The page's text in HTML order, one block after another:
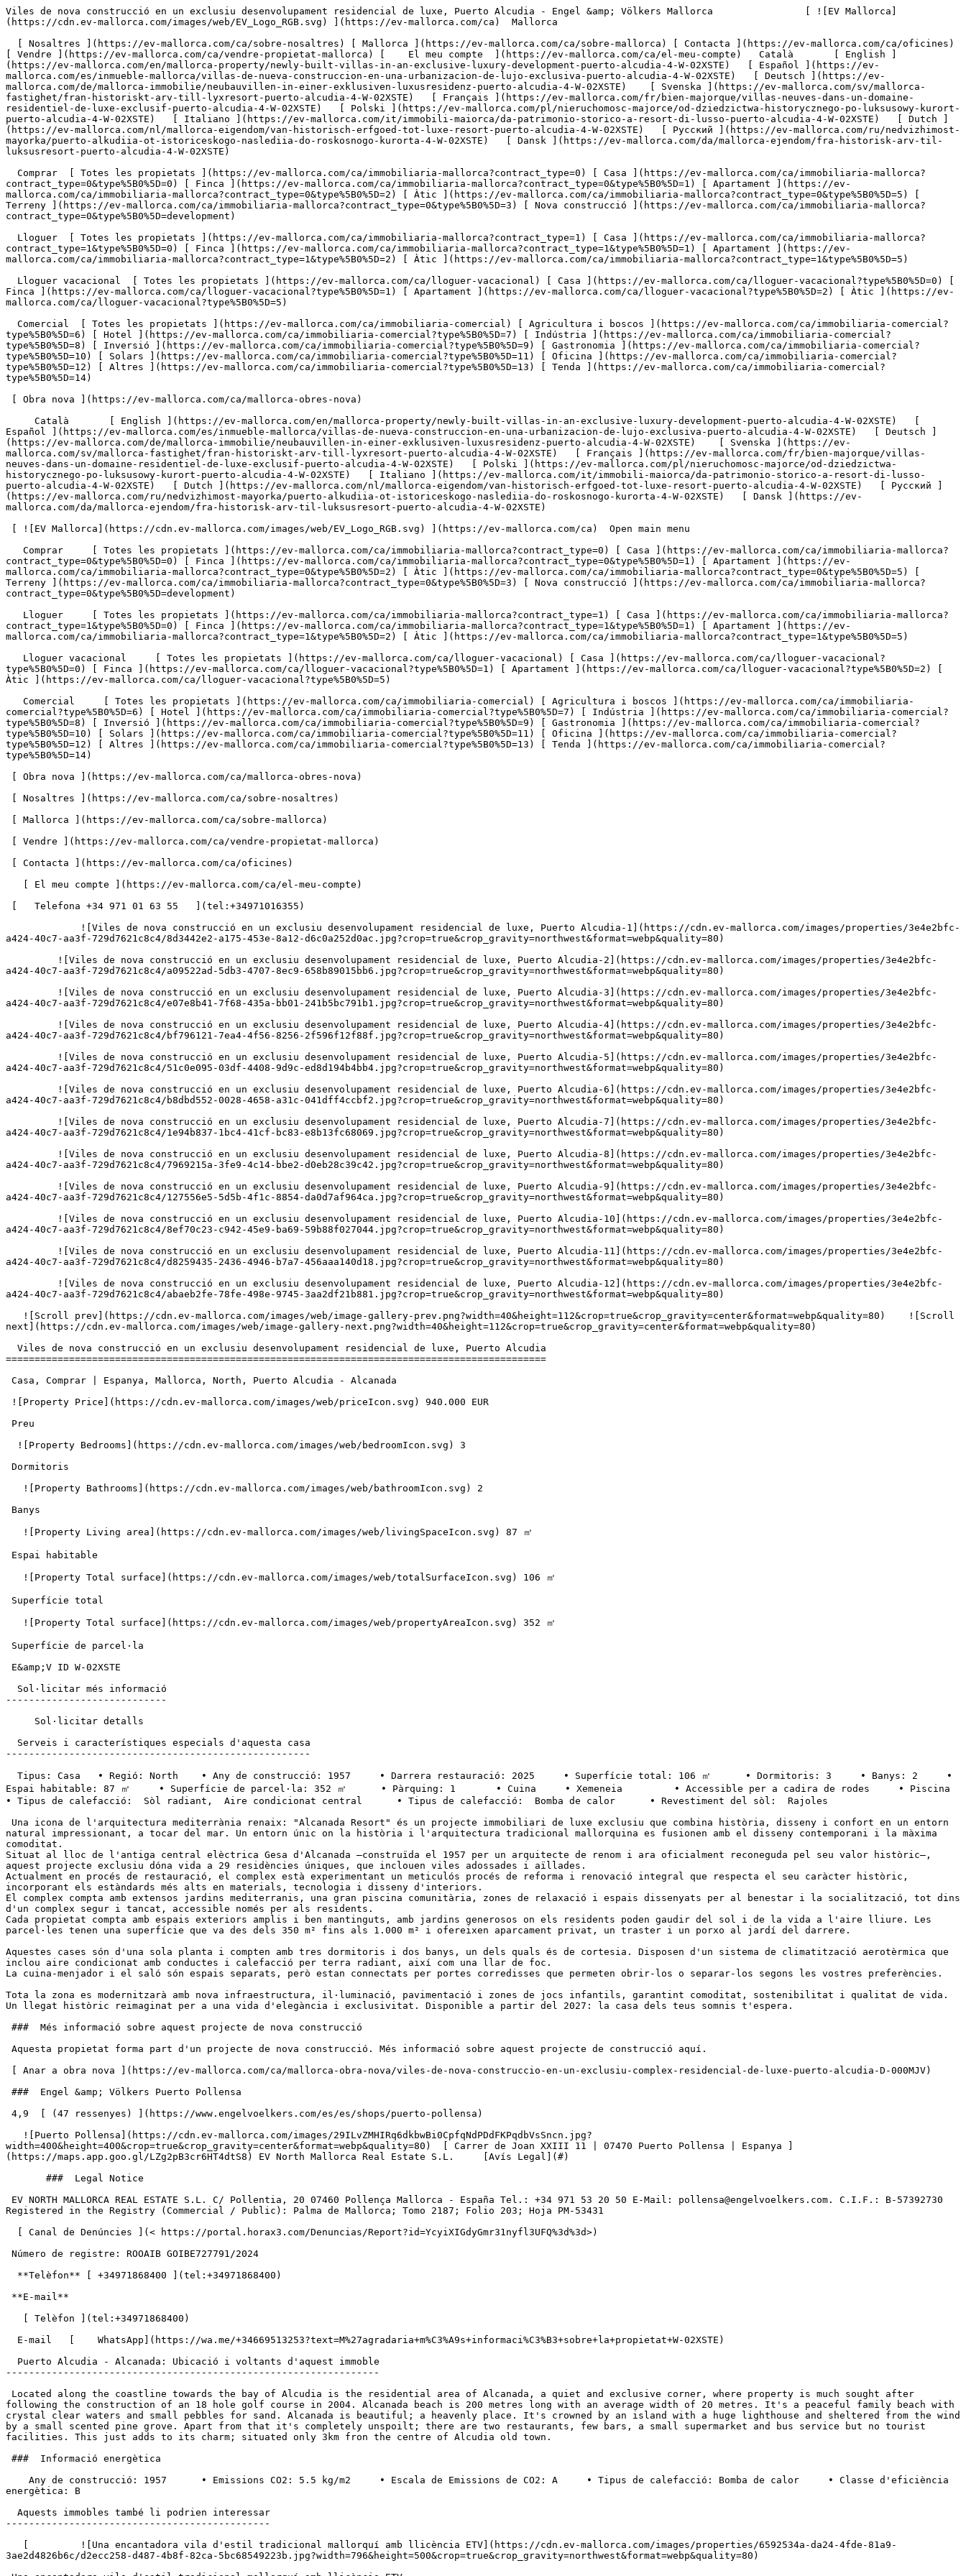
Viles de nova construcció en un exclusiu desenvolupament residencial de luxe, Puerto Alcudia - Engel &amp; Völkers Mallorca                [ ![EV Mallorca](https://cdn.ev-mallorca.com/images/web/EV_Logo_RGB.svg) ](https://ev-mallorca.com/ca)  Mallorca  

  [ Nosaltres ](https://ev-mallorca.com/ca/sobre-nosaltres) [ Mallorca ](https://ev-mallorca.com/ca/sobre-mallorca) [ Contacta ](https://ev-mallorca.com/ca/oficines) [ Vendre ](https://ev-mallorca.com/ca/vendre-propietat-mallorca) [    El meu compte  ](https://ev-mallorca.com/ca/el-meu-compte)   Català       [ English ](https://ev-mallorca.com/en/mallorca-property/newly-built-villas-in-an-exclusive-luxury-development-puerto-alcudia-4-W-02XSTE)   [ Español ](https://ev-mallorca.com/es/inmueble-mallorca/villas-de-nueva-construccion-en-una-urbanizacion-de-lujo-exclusiva-puerto-alcudia-4-W-02XSTE)   [ Deutsch ](https://ev-mallorca.com/de/mallorca-immobilie/neubauvillen-in-einer-exklusiven-luxusresidenz-puerto-alcudia-4-W-02XSTE)    [ Svenska ](https://ev-mallorca.com/sv/mallorca-fastighet/fran-historiskt-arv-till-lyxresort-puerto-alcudia-4-W-02XSTE)   [ Français ](https://ev-mallorca.com/fr/bien-majorque/villas-neuves-dans-un-domaine-residentiel-de-luxe-exclusif-puerto-alcudia-4-W-02XSTE)   [ Polski ](https://ev-mallorca.com/pl/nieruchomosc-majorce/od-dziedzictwa-historycznego-po-luksusowy-kurort-puerto-alcudia-4-W-02XSTE)   [ Italiano ](https://ev-mallorca.com/it/immobili-maiorca/da-patrimonio-storico-a-resort-di-lusso-puerto-alcudia-4-W-02XSTE)   [ Dutch ](https://ev-mallorca.com/nl/mallorca-eigendom/van-historisch-erfgoed-tot-luxe-resort-puerto-alcudia-4-W-02XSTE)   [ Русский ](https://ev-mallorca.com/ru/nedvizhimost-mayorka/puerto-alkudiia-ot-istoriceskogo-naslediia-do-roskosnogo-kurorta-4-W-02XSTE)   [ Dansk ](https://ev-mallorca.com/da/mallorca-ejendom/fra-historisk-arv-til-luksusresort-puerto-alcudia-4-W-02XSTE)   

  Comprar  [ Totes les propietats ](https://ev-mallorca.com/ca/immobiliaria-mallorca?contract_type=0) [ Casa ](https://ev-mallorca.com/ca/immobiliaria-mallorca?contract_type=0&type%5B0%5D=0) [ Finca ](https://ev-mallorca.com/ca/immobiliaria-mallorca?contract_type=0&type%5B0%5D=1) [ Apartament ](https://ev-mallorca.com/ca/immobiliaria-mallorca?contract_type=0&type%5B0%5D=2) [ Àtic ](https://ev-mallorca.com/ca/immobiliaria-mallorca?contract_type=0&type%5B0%5D=5) [ Terreny ](https://ev-mallorca.com/ca/immobiliaria-mallorca?contract_type=0&type%5B0%5D=3) [ Nova construcció ](https://ev-mallorca.com/ca/immobiliaria-mallorca?contract_type=0&type%5B0%5D=development) 

  Lloguer  [ Totes les propietats ](https://ev-mallorca.com/ca/immobiliaria-mallorca?contract_type=1) [ Casa ](https://ev-mallorca.com/ca/immobiliaria-mallorca?contract_type=1&type%5B0%5D=0) [ Finca ](https://ev-mallorca.com/ca/immobiliaria-mallorca?contract_type=1&type%5B0%5D=1) [ Apartament ](https://ev-mallorca.com/ca/immobiliaria-mallorca?contract_type=1&type%5B0%5D=2) [ Àtic ](https://ev-mallorca.com/ca/immobiliaria-mallorca?contract_type=1&type%5B0%5D=5) 

  Lloguer vacacional  [ Totes les propietats ](https://ev-mallorca.com/ca/lloguer-vacacional) [ Casa ](https://ev-mallorca.com/ca/lloguer-vacacional?type%5B0%5D=0) [ Finca ](https://ev-mallorca.com/ca/lloguer-vacacional?type%5B0%5D=1) [ Apartament ](https://ev-mallorca.com/ca/lloguer-vacacional?type%5B0%5D=2) [ Àtic ](https://ev-mallorca.com/ca/lloguer-vacacional?type%5B0%5D=5) 

  Comercial  [ Totes les propietats ](https://ev-mallorca.com/ca/immobiliaria-comercial) [ Agricultura i boscos ](https://ev-mallorca.com/ca/immobiliaria-comercial?type%5B0%5D=6) [ Hotel ](https://ev-mallorca.com/ca/immobiliaria-comercial?type%5B0%5D=7) [ Indústria ](https://ev-mallorca.com/ca/immobiliaria-comercial?type%5B0%5D=8) [ Inversió ](https://ev-mallorca.com/ca/immobiliaria-comercial?type%5B0%5D=9) [ Gastronomia ](https://ev-mallorca.com/ca/immobiliaria-comercial?type%5B0%5D=10) [ Solars ](https://ev-mallorca.com/ca/immobiliaria-comercial?type%5B0%5D=11) [ Oficina ](https://ev-mallorca.com/ca/immobiliaria-comercial?type%5B0%5D=12) [ Altres ](https://ev-mallorca.com/ca/immobiliaria-comercial?type%5B0%5D=13) [ Tenda ](https://ev-mallorca.com/ca/immobiliaria-comercial?type%5B0%5D=14) 

 [ Obra nova ](https://ev-mallorca.com/ca/mallorca-obres-nova) 

     Català       [ English ](https://ev-mallorca.com/en/mallorca-property/newly-built-villas-in-an-exclusive-luxury-development-puerto-alcudia-4-W-02XSTE)   [ Español ](https://ev-mallorca.com/es/inmueble-mallorca/villas-de-nueva-construccion-en-una-urbanizacion-de-lujo-exclusiva-puerto-alcudia-4-W-02XSTE)   [ Deutsch ](https://ev-mallorca.com/de/mallorca-immobilie/neubauvillen-in-einer-exklusiven-luxusresidenz-puerto-alcudia-4-W-02XSTE)    [ Svenska ](https://ev-mallorca.com/sv/mallorca-fastighet/fran-historiskt-arv-till-lyxresort-puerto-alcudia-4-W-02XSTE)   [ Français ](https://ev-mallorca.com/fr/bien-majorque/villas-neuves-dans-un-domaine-residentiel-de-luxe-exclusif-puerto-alcudia-4-W-02XSTE)   [ Polski ](https://ev-mallorca.com/pl/nieruchomosc-majorce/od-dziedzictwa-historycznego-po-luksusowy-kurort-puerto-alcudia-4-W-02XSTE)   [ Italiano ](https://ev-mallorca.com/it/immobili-maiorca/da-patrimonio-storico-a-resort-di-lusso-puerto-alcudia-4-W-02XSTE)   [ Dutch ](https://ev-mallorca.com/nl/mallorca-eigendom/van-historisch-erfgoed-tot-luxe-resort-puerto-alcudia-4-W-02XSTE)   [ Русский ](https://ev-mallorca.com/ru/nedvizhimost-mayorka/puerto-alkudiia-ot-istoriceskogo-naslediia-do-roskosnogo-kurorta-4-W-02XSTE)   [ Dansk ](https://ev-mallorca.com/da/mallorca-ejendom/fra-historisk-arv-til-luksusresort-puerto-alcudia-4-W-02XSTE)   

 [ ![EV Mallorca](https://cdn.ev-mallorca.com/images/web/EV_Logo_RGB.svg) ](https://ev-mallorca.com/ca)  Open main menu    

   Comprar     [ Totes les propietats ](https://ev-mallorca.com/ca/immobiliaria-mallorca?contract_type=0) [ Casa ](https://ev-mallorca.com/ca/immobiliaria-mallorca?contract_type=0&type%5B0%5D=0) [ Finca ](https://ev-mallorca.com/ca/immobiliaria-mallorca?contract_type=0&type%5B0%5D=1) [ Apartament ](https://ev-mallorca.com/ca/immobiliaria-mallorca?contract_type=0&type%5B0%5D=2) [ Àtic ](https://ev-mallorca.com/ca/immobiliaria-mallorca?contract_type=0&type%5B0%5D=5) [ Terreny ](https://ev-mallorca.com/ca/immobiliaria-mallorca?contract_type=0&type%5B0%5D=3) [ Nova construcció ](https://ev-mallorca.com/ca/immobiliaria-mallorca?contract_type=0&type%5B0%5D=development) 

   Lloguer     [ Totes les propietats ](https://ev-mallorca.com/ca/immobiliaria-mallorca?contract_type=1) [ Casa ](https://ev-mallorca.com/ca/immobiliaria-mallorca?contract_type=1&type%5B0%5D=0) [ Finca ](https://ev-mallorca.com/ca/immobiliaria-mallorca?contract_type=1&type%5B0%5D=1) [ Apartament ](https://ev-mallorca.com/ca/immobiliaria-mallorca?contract_type=1&type%5B0%5D=2) [ Àtic ](https://ev-mallorca.com/ca/immobiliaria-mallorca?contract_type=1&type%5B0%5D=5) 

   Lloguer vacacional     [ Totes les propietats ](https://ev-mallorca.com/ca/lloguer-vacacional) [ Casa ](https://ev-mallorca.com/ca/lloguer-vacacional?type%5B0%5D=0) [ Finca ](https://ev-mallorca.com/ca/lloguer-vacacional?type%5B0%5D=1) [ Apartament ](https://ev-mallorca.com/ca/lloguer-vacacional?type%5B0%5D=2) [ Àtic ](https://ev-mallorca.com/ca/lloguer-vacacional?type%5B0%5D=5) 

   Comercial     [ Totes les propietats ](https://ev-mallorca.com/ca/immobiliaria-comercial) [ Agricultura i boscos ](https://ev-mallorca.com/ca/immobiliaria-comercial?type%5B0%5D=6) [ Hotel ](https://ev-mallorca.com/ca/immobiliaria-comercial?type%5B0%5D=7) [ Indústria ](https://ev-mallorca.com/ca/immobiliaria-comercial?type%5B0%5D=8) [ Inversió ](https://ev-mallorca.com/ca/immobiliaria-comercial?type%5B0%5D=9) [ Gastronomia ](https://ev-mallorca.com/ca/immobiliaria-comercial?type%5B0%5D=10) [ Solars ](https://ev-mallorca.com/ca/immobiliaria-comercial?type%5B0%5D=11) [ Oficina ](https://ev-mallorca.com/ca/immobiliaria-comercial?type%5B0%5D=12) [ Altres ](https://ev-mallorca.com/ca/immobiliaria-comercial?type%5B0%5D=13) [ Tenda ](https://ev-mallorca.com/ca/immobiliaria-comercial?type%5B0%5D=14) 

 [ Obra nova ](https://ev-mallorca.com/ca/mallorca-obres-nova) 

 [ Nosaltres ](https://ev-mallorca.com/ca/sobre-nosaltres) 

 [ Mallorca ](https://ev-mallorca.com/ca/sobre-mallorca) 

 [ Vendre ](https://ev-mallorca.com/ca/vendre-propietat-mallorca) 

 [ Contacta ](https://ev-mallorca.com/ca/oficines) 

   [ El meu compte ](https://ev-mallorca.com/ca/el-meu-compte) 

 [   Telefona +34 971 01 63 55   ](tel:+34971016355) 

             ![Viles de nova construcció en un exclusiu desenvolupament residencial de luxe, Puerto Alcudia-1](https://cdn.ev-mallorca.com/images/properties/3e4e2bfc-a424-40c7-aa3f-729d7621c8c4/8d3442e2-a175-453e-8a12-d6c0a252d0ac.jpg?crop=true&crop_gravity=northwest&format=webp&quality=80)  

         ![Viles de nova construcció en un exclusiu desenvolupament residencial de luxe, Puerto Alcudia-2](https://cdn.ev-mallorca.com/images/properties/3e4e2bfc-a424-40c7-aa3f-729d7621c8c4/a09522ad-5db3-4707-8ec9-658b89015bb6.jpg?crop=true&crop_gravity=northwest&format=webp&quality=80)  

         ![Viles de nova construcció en un exclusiu desenvolupament residencial de luxe, Puerto Alcudia-3](https://cdn.ev-mallorca.com/images/properties/3e4e2bfc-a424-40c7-aa3f-729d7621c8c4/e07e8b41-7f68-435a-bb01-241b5bc791b1.jpg?crop=true&crop_gravity=northwest&format=webp&quality=80)  

         ![Viles de nova construcció en un exclusiu desenvolupament residencial de luxe, Puerto Alcudia-4](https://cdn.ev-mallorca.com/images/properties/3e4e2bfc-a424-40c7-aa3f-729d7621c8c4/bf796121-7ea4-4f56-8256-2f596f12f88f.jpg?crop=true&crop_gravity=northwest&format=webp&quality=80)  

         ![Viles de nova construcció en un exclusiu desenvolupament residencial de luxe, Puerto Alcudia-5](https://cdn.ev-mallorca.com/images/properties/3e4e2bfc-a424-40c7-aa3f-729d7621c8c4/51c0e095-03df-4408-9d9c-ed8d194b4bb4.jpg?crop=true&crop_gravity=northwest&format=webp&quality=80)